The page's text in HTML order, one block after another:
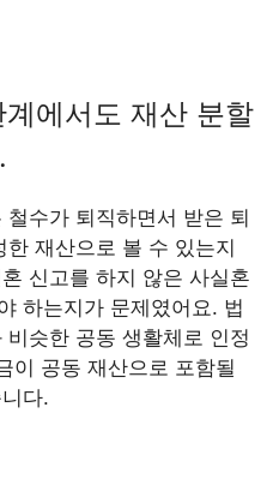
에서도 재산 분할
수가 퇴직하면서 받은 퇴
재산으로 볼 수 있는지
신고를 하지 않은 사실혼
하는지가 문제였어요. 법
슷한 공동 생활체로 인정
이 공동 재산으로 포함될
다.